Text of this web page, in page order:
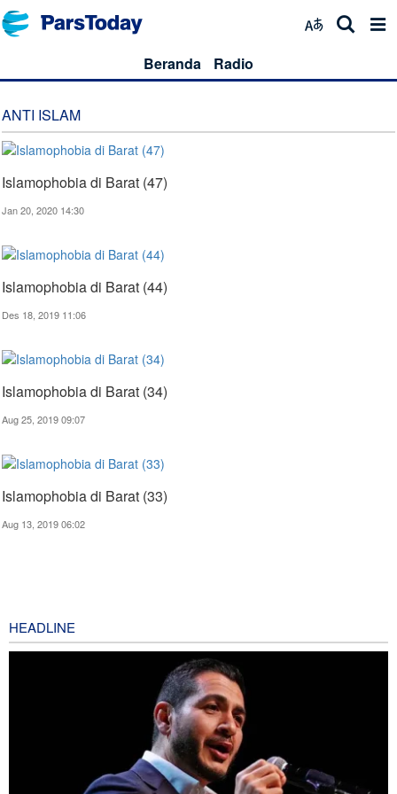
Beranda Radio
ANTI ISLAM
Islamophobia di Barat (47)
Jan 20, 2020 14:30
Islamophobia di Barat (44)
Des 18, 2019 11:06
Islamophobia di Barat (34)
Aug 25, 2019 09:07
Islamophobia di Barat (33)
Aug 13, 2019 06:02
HEADLINE